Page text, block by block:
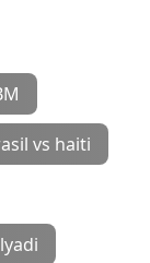
vs haiti